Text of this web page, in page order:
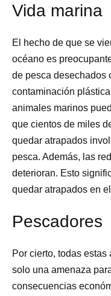
Vida marina
El hecho de que se
océano es
de pesca desechados
contaminación
animales marinos
que cientos de miles
quedar atrapados
pesca. Además, las
deterioran. Esto
quedar atrapados en
Pescadores
Por cierto, todas
solo una amenaza
consecuencias